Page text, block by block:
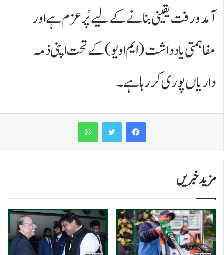
آمدورفت یقینی بنانے کے لیے پُرعزم ہے اور
مفاہمتی یادداشت (ایم او یو) کے تحت اپنی ذمہ
داریاں پوری کر رہا ہے۔
WhatsApp
مزید خبریں